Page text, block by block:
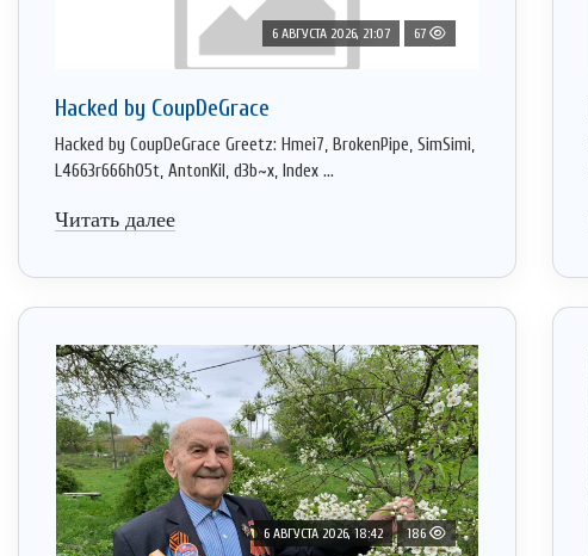
6 АВГУСТА 2026, 21:07 67
Hacked by CoupDeGrace
Hacked by CoupDeGrace Greetz: Hmei7, BrokenPipe, SimSimi,
L4663r666h05t, AntonKil, d3b~x, Index ...
Читать далее
6 АВГУСТА 2026, 18:42 186